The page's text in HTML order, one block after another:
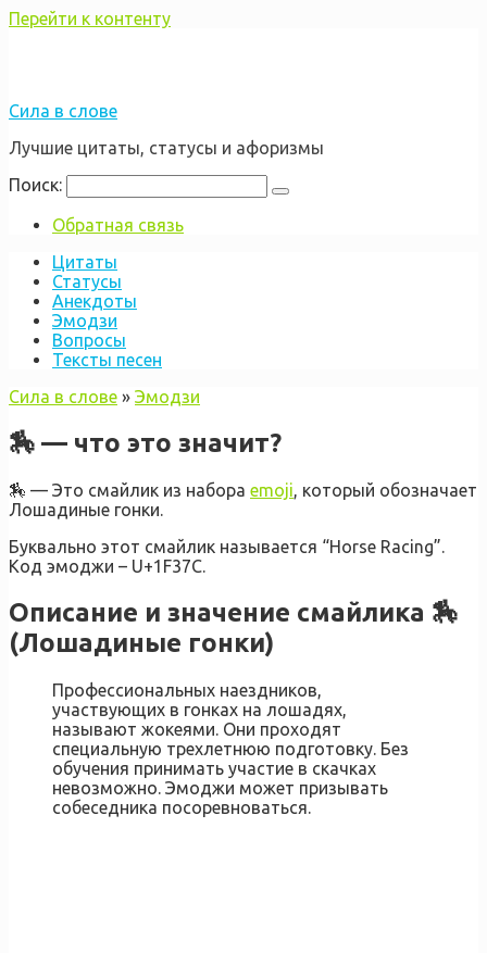
Перейти к контенту
Сила в слове
Лучшие цитаты, статусы и афоризмы
Поиск:
Обратная связь
Цитаты
Статусы
Анекдоты
Эмодзи
Вопросы
Тексты песен
Сила в слове » Эмодзи
🏇 — что это значит?
🏇 — Это смайлик из набора emoji, который обозначает
Лошадиные гонки.
Буквально этот смайлик называется “Horse Racing”.
Код эмоджи – U+1F37C.
Описание и значение смайлика 🏇
(Лошадиные гонки)
Профессиональных наездников,
участвующих в гонках на лошадях,
называют жокеями. Они проходят
специальную трехлетнюю подготовку. Без
обучения принимать участие в скачках
невозможно. Эмоджи может призывать
собеседника посоревноваться.